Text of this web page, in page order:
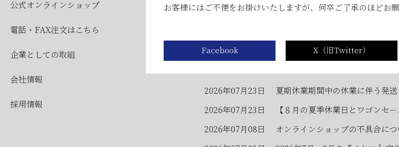
公式オンラインショップからの
2026年07月23日
夏期休業期間中の休業に伴う発
2026年07月23日
【８月の夏季休業日とワゴンセー
2026年07月08日
オンラインショップの不具合につ
公式オンラインショップ
電話・FAX注文はこちら
企業としての取組
会社情報
採用情報
お客様にはご不便をお掛けいたしますが、何卒ご了承のほどお願